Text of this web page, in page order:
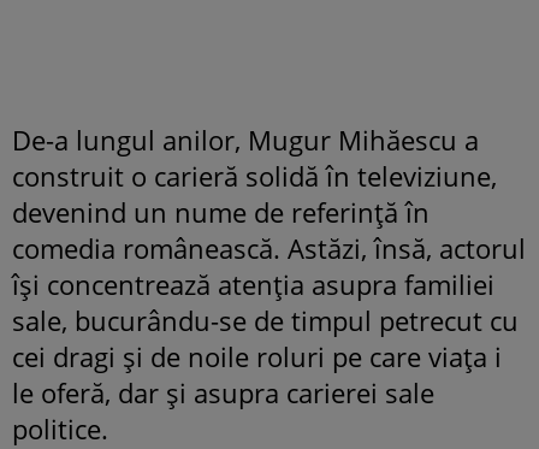
De-a lungul anilor, Mugur Mihăescu a
construit o carieră solidă în televiziune,
devenind un nume de referință în
comedia românească. Astăzi, însă, actorul
își concentrează atenția asupra familiei
sale, bucurându-se de timpul petrecut cu
cei dragi și de noile roluri pe care viața i
le oferă, dar și asupra carierei sale
politice.